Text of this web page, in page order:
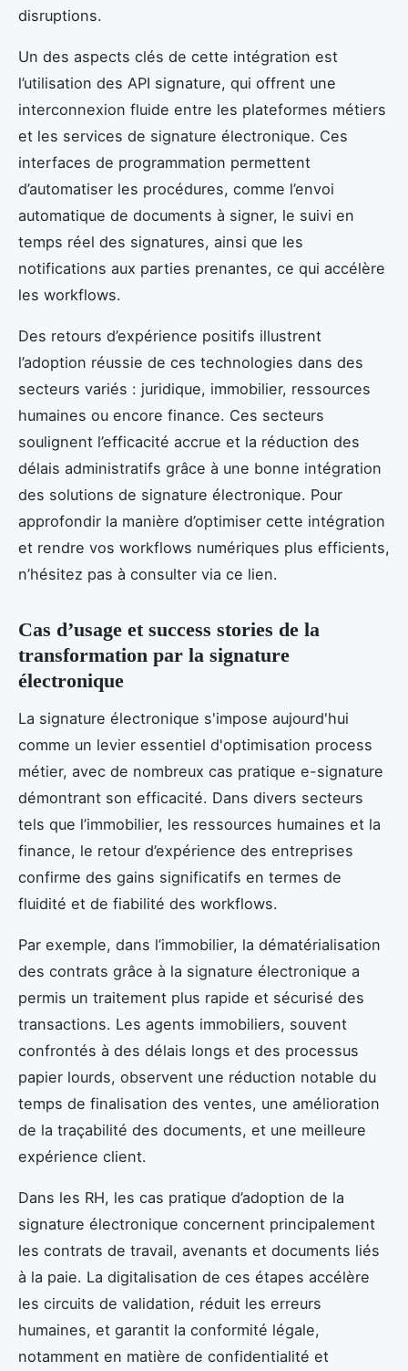
disruptions.
Un des aspects clés de cette intégration est
l’utilisation des API signature, qui offrent une
interconnexion fluide entre les plateformes métiers
et les services de signature électronique. Ces
interfaces de programmation permettent
d’automatiser les procédures, comme l’envoi
automatique de documents à signer, le suivi en
temps réel des signatures, ainsi que les
notifications aux parties prenantes, ce qui accélère
les workflows.
Des retours d’expérience positifs illustrent
l’adoption réussie de ces technologies dans des
secteurs variés : juridique, immobilier, ressources
humaines ou encore finance. Ces secteurs
soulignent l’efficacité accrue et la réduction des
délais administratifs grâce à une bonne intégration
des solutions de signature électronique. Pour
approfondir la manière d’optimiser cette intégration
et rendre vos workflows numériques plus efficients,
n’hésitez pas à consulter via ce lien.
Cas d’usage et success stories de la
transformation par la signature
électronique
La signature électronique s'impose aujourd'hui
comme un levier essentiel d'optimisation process
métier, avec de nombreux cas pratique e-signature
démontrant son efficacité. Dans divers secteurs
tels que l’immobilier, les ressources humaines et la
finance, le retour d’expérience des entreprises
confirme des gains significatifs en termes de
fluidité et de fiabilité des workflows.
Par exemple, dans l’immobilier, la dématérialisation
des contrats grâce à la signature électronique a
permis un traitement plus rapide et sécurisé des
transactions. Les agents immobiliers, souvent
confrontés à des délais longs et des processus
papier lourds, observent une réduction notable du
temps de finalisation des ventes, une amélioration
de la traçabilité des documents, et une meilleure
expérience client.
Dans les RH, les cas pratique d’adoption de la
signature électronique concernent principalement
les contrats de travail, avenants et documents liés
à la paie. La digitalisation de ces étapes accélère
les circuits de validation, réduit les erreurs
humaines, et garantit la conformité légale,
notamment en matière de confidentialité et